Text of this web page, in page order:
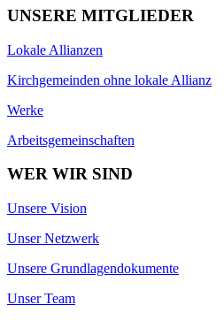
UNSERE MITGLIEDER
Lokale Allianzen
Kirchgemeinden ohne lokale Allianz
Werke
Arbeitsgemeinschaften
WER WIR SIND
Unsere Vision
Unser Netzwerk
Unsere Grundlagendokumente
Unser Team